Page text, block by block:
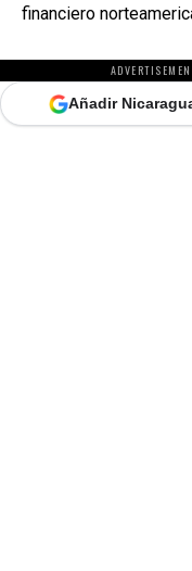
financiero
Añadir